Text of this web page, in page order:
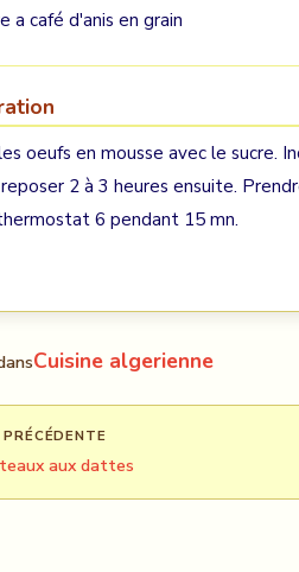
a café d'anis en grain
oeufs en mousse avec le sucre.
reposer 2 à 3 heures ensuite.
6 pendant 15 mn.
Cuisine algerienne
aux dattes